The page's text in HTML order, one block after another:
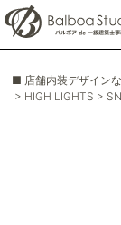
■ 店舗内装デザイン
> HIGH LIGHTS >